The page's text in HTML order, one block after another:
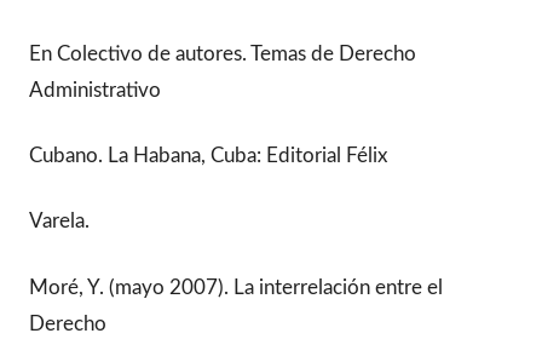
En Colectivo de autores. Temas de Derecho
Administrativo
Cubano. La Habana, Cuba: Editorial Félix
Varela.
Moré, Y. (mayo 2007). La interrelación entre el
Derecho